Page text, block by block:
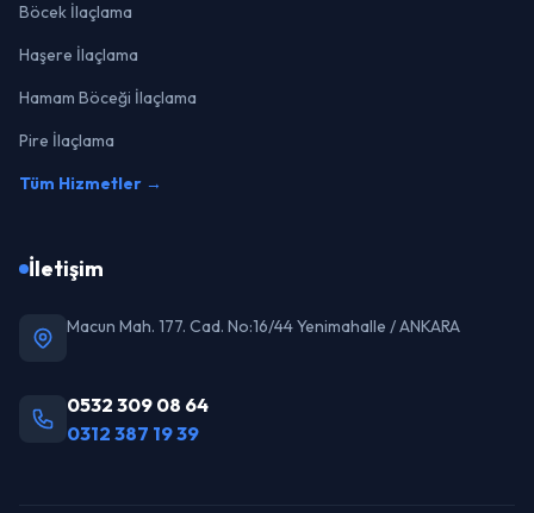
Böcek İlaçlama
Haşere İlaçlama
Hamam Böceği İlaçlama
Pire İlaçlama
Tüm Hizmetler →
İletişim
Macun Mah. 177. Cad. No:16/44 Yenimahalle / ANKARA
0532 309 08 64
0312 387 19 39